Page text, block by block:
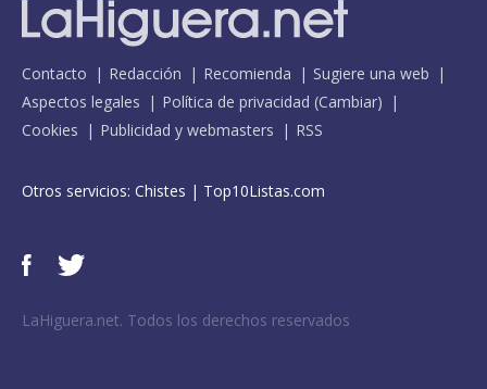
Contacto Redacción Recomienda
Sugiere una web
Aspectos legales
Política de privacidad (Cambiar)
Cookies
Publicidad y webmasters RSS
Otros servicios: Chistes | Top10Listas.com
LaHiguera.net. Todos los derechos reservados